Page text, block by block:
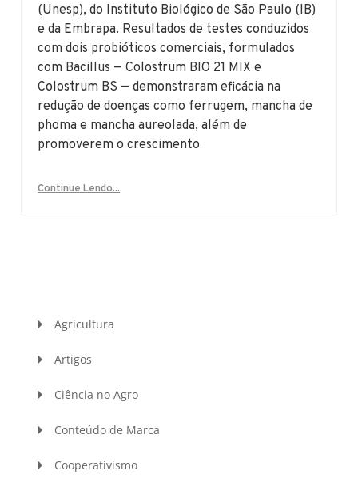
(Unesp), do Instituto Biológico de São Paulo (IB)
e da Embrapa. Resultados de testes conduzidos
com dois probióticos comerciais, formulados
com Bacillus — Colostrum BIO 21 MIX e
Colostrum BS — demonstraram eficácia na
redução de doenças como ferrugem, mancha de
phoma e mancha aureolada, além de
promoverem o crescimento
Continue Lendo...
Agricultura
Artigos
Ciência no Agro
Conteúdo de Marca
Cooperativismo